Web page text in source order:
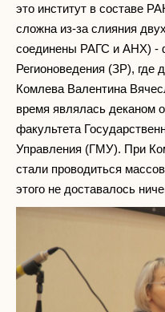
это институт в составе
сложна из-за слияния
соединены РАГС и АНХ) -
Регионоведения (ЗР), где
Комлева Валентина
время являлась деканом
факультета
Управления (ГМУ). При
стали проводиться
этого не доставалось